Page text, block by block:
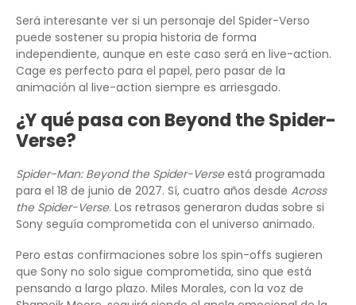
Será interesante ver si un personaje del Spider-Verso
puede sostener su propia historia de forma
independiente, aunque en este caso será en live-action.
Cage es perfecto para el papel, pero pasar de la
animación al live-action siempre es arriesgado.
¿Y qué pasa con Beyond the Spider-
Verse?
Spider-Man: Beyond the Spider-Verseestá programada
para el 18 de junio de 2027. Sí, cuatro años desde Across
the Spider-Verse. Los retrasos generaron dudas sobre si
Sony seguía comprometida con el universo animado.
Pero estas confirmaciones sobre los spin-offs sugieren
que Sony no solo sigue comprometida, sino que está
pensando a largo plazo. Miles Morales, con la voz de